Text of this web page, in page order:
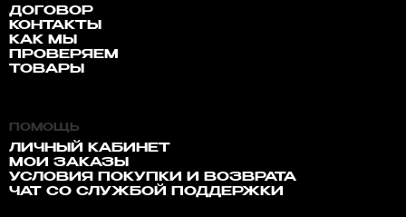
ДОГОВОР
КОНТАКТЫ
КАК МЫ
ПРОВЕРЯЕМ
ТОВАРЫ
ПОМОЩЬ
ЛИЧНЫЙ КАБИНЕТ
МОИ ЗАКАЗЫ
УСЛОВИЯ ПОКУПКИ И ВОЗВРАТА
ЧАТ СО СЛУЖБОЙ ПОДДЕРЖКИ